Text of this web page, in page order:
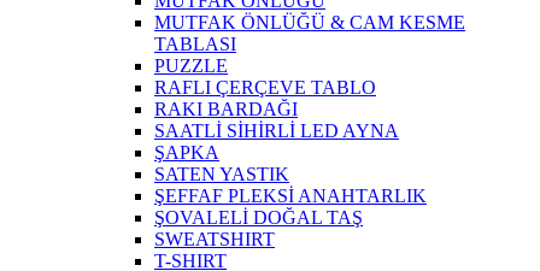
MUTFAK ÖNLÜĞÜ & CAM KESME
TABLASI
PUZZLE
RAFLI ÇERÇEVE TABLO
RAKI BARDAĞI
SAATLİ SİHİRLİ LED AYNA
ŞAPKA
SATEN YASTIK
ŞEFFAF PLEKSİ ANAHTARLIK
ŞOVALELİ DOĞAL TAŞ
SWEATSHIRT
T-SHIRT